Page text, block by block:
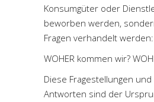
Konsumgüter oder
beworben werden,
Fragen verhandelt werden:
WOHER kommen wir?
Diese Fragestellungen
Antworten sind der